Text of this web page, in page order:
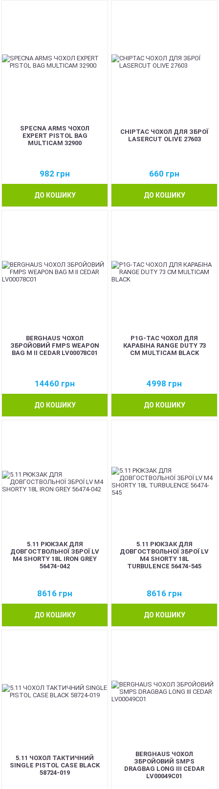
SPECNA ARMS ЧОХОЛ
EXPERT PISTOL BAG
MULTICAM 32900
982 грн
ДО КОШИКУ
CHIPTAC ЧОХОЛ ДЛЯ ЗБРОЇ
LASERCUT OLIVE 27603
660 грн
ДО КОШИКУ
BERGHAUS ЧОХОЛ
ЗБРОЙОВИЙ FMPS WEAPON
BAG M II CEDAR LV00078C01
14460 грн
ДО КОШИКУ
P1G-TAC ЧОХОЛ ДЛЯ
КАРАБІНА RANGE DUTY 73
СМ MULTICAM BLACK
4998 грн
ДО КОШИКУ
5.11 РЮКЗАК ДЛЯ
ДОВГОСТВОЛЬНОЇ ЗБРОЇ LV
M4 SHORTY 18L IRON GREY
56474-042
8616 грн
ДО КОШИКУ
5.11 РЮКЗАК ДЛЯ
ДОВГОСТВОЛЬНОЇ ЗБРОЇ LV
M4 SHORTY 18L
TURBULENCE 56474-545
8616 грн
ДО КОШИКУ
5.11 ЧОХОЛ ТАКТИЧНИЙ
SINGLE PISTOL CASE BLACK
58724-019
BERGHAUS ЧОХОЛ
ЗБРОЙОВИЙ SMPS
DRAGBAG LONG III CEDAR
LV00049C01